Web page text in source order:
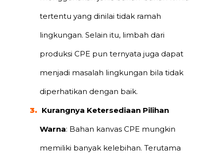
tertentu yang dinilai tidak ramah
lingkungan. Selain itu, limbah dari
produksi CPE pun ternyata juga dapat
menjadi masalah lingkungan bila tidak
diperhatikan dengan baik.
Kurangnya Ketersediaan Pilihan
Warna: Bahan kanvas CPE mungkin
memiliki banyak kelebihan. Terutama